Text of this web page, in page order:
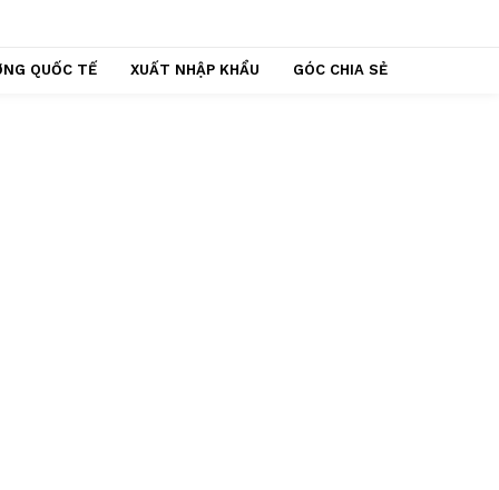
QUỐC TẾ XUẤT NHẬP KHẨU GÓC CHIA SẺ